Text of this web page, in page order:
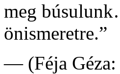
meg
önismeretre.”
— (Féja Géza: